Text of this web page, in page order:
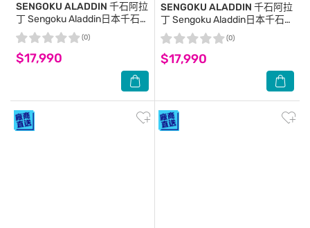
SENGOKU ALADDIN 千石阿拉
丁Sengoku Aladdin日本千石
阿拉丁卡式瓦斯暖爐-經典白
$17,990
(0)
SENGOKU ALADDIN 千石阿拉
丁Sengoku Aladdin日本千石阿
拉丁卡式瓦斯暖爐-經典綠
$17,990
(0)